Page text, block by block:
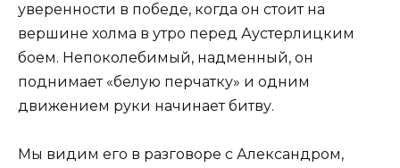
уверенности в победе, когда он стоит на
вершине холма в утро перед Аустерлицким
боем. Непоколебимый, надменный, он
поднимает «белую перчатку» и одним
движением руки начинает битву.
Мы видим его в разговоре с Александром,